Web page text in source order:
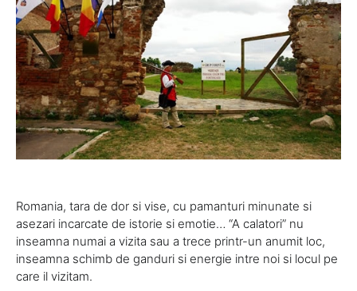
Romania, tara de dor si vise, cu pamanturi minunate si
asezari incarcate de istorie si emotie… “A calatori” nu
inseamna numai a vizita sau a trece printr-un anumit loc,
inseamna schimb de ganduri si energie intre noi si locul pe
care il vizitam.